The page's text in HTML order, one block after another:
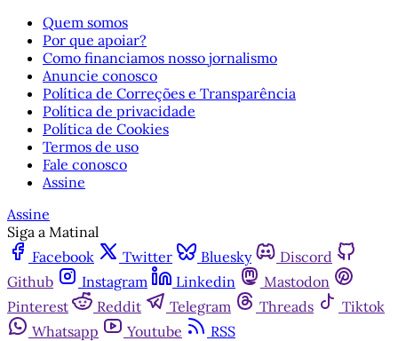
Quem somos
Por que apoiar?
Como financiamos nosso jornalismo
Anuncie conosco
Política de Correções e Transparência
Política de privacidade
Política de Cookies
Termos de uso
Fale conosco
Assine
Assine
Siga a Matinal
Facebook
Twitter Bluesky
Discord
Github
Instagram Linkedin
Mastodon
Pinterest
Reddit Telegram Threads
Tiktok
Whatsapp
Youtube
RSS